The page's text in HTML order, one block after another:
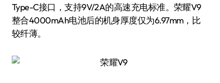
Type-C接口，支持9V/2A的高速充电标准。荣耀V9
整合4000mAh电池后的机身厚度仅为6.97mm，比
较纤薄。